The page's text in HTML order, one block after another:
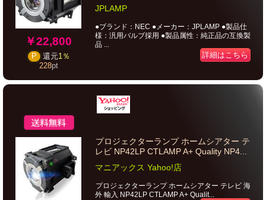
￥22,800
P 還元1％
228pt
JPLAMP
●ブランド：NEC ●メーカー：JPLAMP ●製品仕
様：汎用バルブ採用 ●製品属性：純正品の互換製
品 ...
詳細はこちら
プロジェクターランプ ホームシアター テ
レビ NP42LP CTLAMP A+ Quality NP4...
マニアックス Yahoo!店
プロジェクターランプ ホームシアター テレビ 海
外 輸入 NP42LP CTLAMP A+ Qualit...